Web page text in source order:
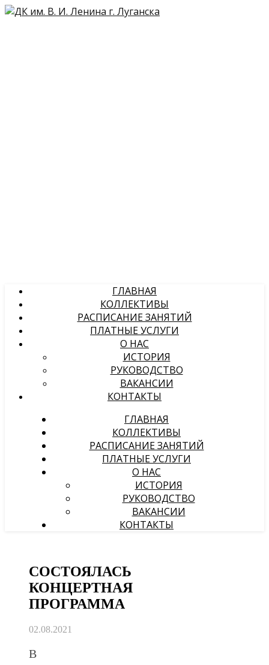
ГЛАВНАЯ
КОЛЛЕКТИВЫ
РАСПИСАНИЕ ЗАНЯТИЙ
ПЛАТНЫЕ УСЛУГИ
О НАС
ИСТОРИЯ
РУКОВОДСТВО
ВАКАНСИИ
КОНТАКТЫ
ГЛАВНАЯ
КОЛЛЕКТИВЫ
РАСПИСАНИЕ ЗАНЯТИЙ
ПЛАТНЫЕ УСЛУГИ
О НАС
ИСТОРИЯ
РУКОВОДСТВО
ВАКАНСИИ
КОНТАКТЫ
СОСТОЯЛАСЬ
КОНЦЕРТНАЯ
ПРОГРАММА
02.08.2021
В